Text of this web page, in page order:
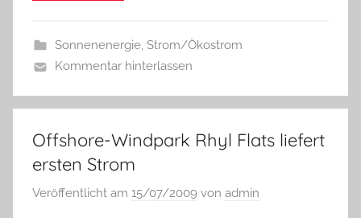
Sonnenenergie, Strom/Ökostrom
Kommentar hinterlassen
Offshore-Windpark Rhyl Flats liefert
ersten Strom
Veröffentlicht am 15/07/2009 von admin